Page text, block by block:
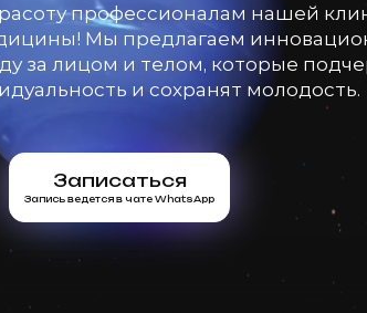
профессионалам нашей
Мы предлагаем
за лицом и телом, которые
и сохранят молодость.
Записаться
Запись ведется в чате WhatsApp